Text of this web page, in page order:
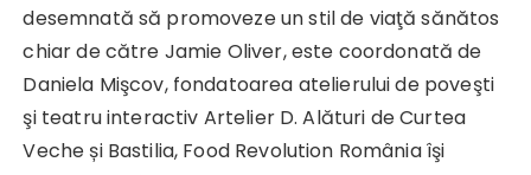
desemnată să promoveze un stil de viaţă sănătos
chiar de către Jamie Oliver, este coordonată de
Daniela Mişcov, fondatoarea atelierului de poveşti
şi teatru interactiv Artelier D. Alături de Curtea
Veche și Bastilia, Food Revolution România îşi